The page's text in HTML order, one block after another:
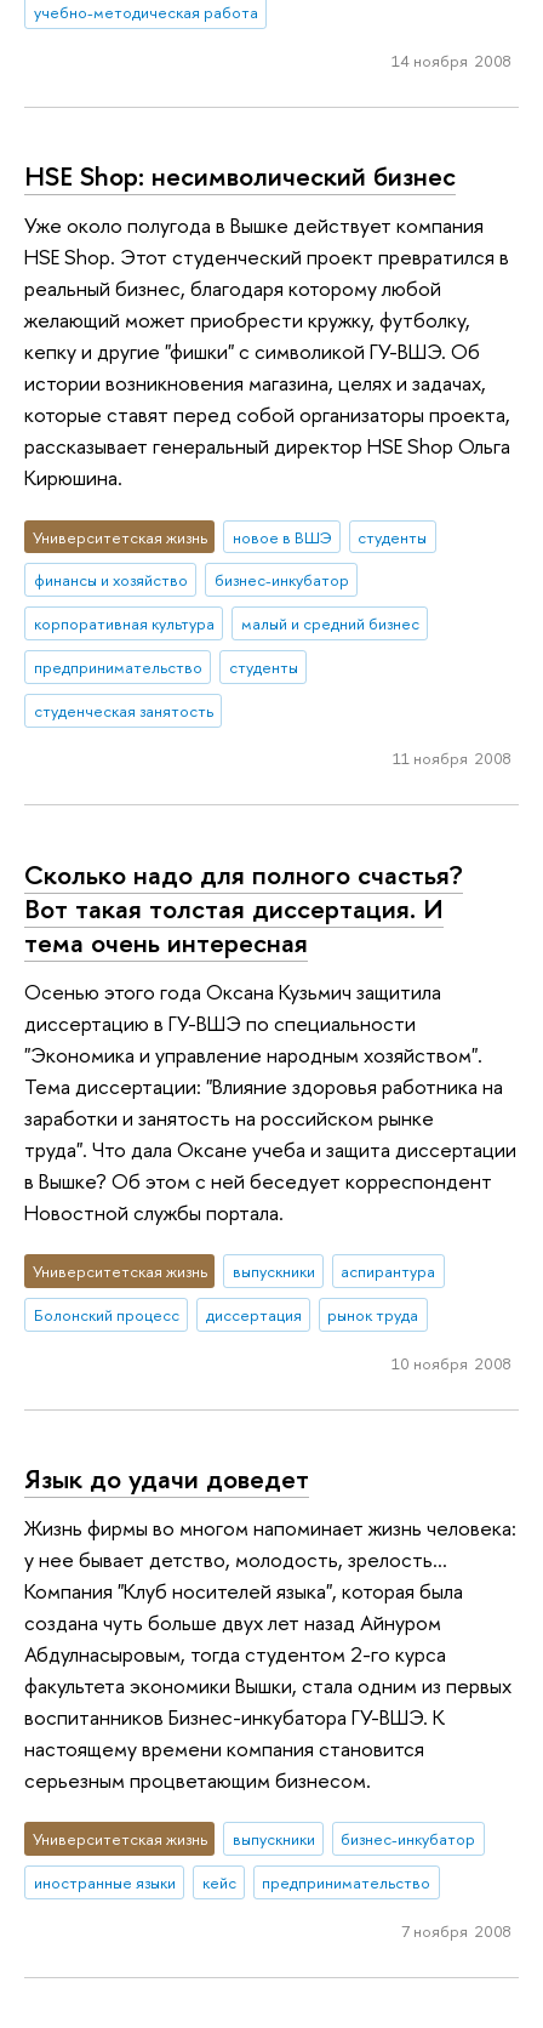
учебно-методическая работа
14 ноября 2008
HSE Shop: несимволический бизнес
Уже около полугода в Вышке действует компания
HSE Shop. Этот студенческий проект превратился в
реальный бизнес, благодаря которому любой
желающий может приобрести кружку, футболку,
кепку и другие "фишки" с символикой ГУ-ВШЭ. Об
истории возникновения магазина, целях и задачах,
которые ставят перед собой организаторы проекта,
рассказывает генеральный директор HSE Shop Ольга
Кирюшина.
Университетская жизнь новое в ВШЭ
студенты
финансы и хозяйство
бизнес-инкубатор
корпоративная культура
малый и средний бизнес
предпринимательство
студенты
студенческая занятость
11 ноября 2008
Сколько надо для полного счастья?
Вот такая толстая диссертация. И
тема очень интересная
Осенью этого года Оксана Кузьмич защитила
диссертацию в ГУ-ВШЭ по специальности
"Экономика и управление народным хозяйством".
Тема диссертации: "Влияние здоровья работника на
заработки и занятость на российском рынке
труда". Что дала Оксане учеба и защита диссертации
в Вышке? Об этом с ней беседует корреспондент
Новостной службы портала.
Университетская жизнь выпускники
аспирантура
Болонский процесс
диссертация рынок труда
10 ноября 2008
Язык до удачи доведет
Жизнь фирмы во многом напоминает жизнь человека:
у нее бывает детство, молодость, зрелость…
Компания "Клуб носителей языка", которая была
создана чуть больше двух лет назад Айнуром
Абдулнасыровым, тогда студентом 2-го курса
факультета экономики Вышки, стала одним из первых
воспитанников Бизнес-инкубатора ГУ-ВШЭ. К
настоящему времени компания становится
серьезным процветающим бизнесом.
Университетская жизнь выпускники
бизнес-инкубатор
иностранные языки
кейс предпринимательство
7 ноября 2008